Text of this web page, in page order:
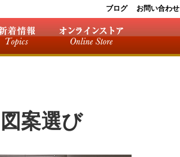
ブログ お問い合わせ
案選び